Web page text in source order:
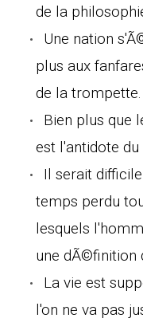
de la
Une nation
plus aux
de la trompette.
Bien plus que
est l'antidote du
Il serait
temps perdu
lesquels
une dÃ©finition
La vie est
l'on ne va pas